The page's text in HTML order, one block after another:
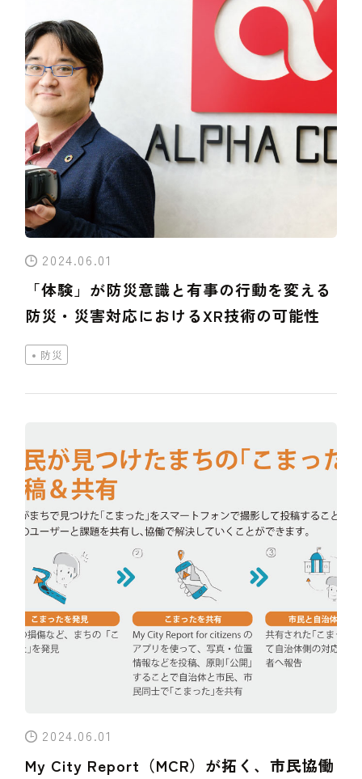
2024.06.01
「体験」が防災意識と有事の行動を変える
防災・災害対応におけるXR技術の可能性
防災
2024.06.01
My City Report（MCR）が拓く、市民協働